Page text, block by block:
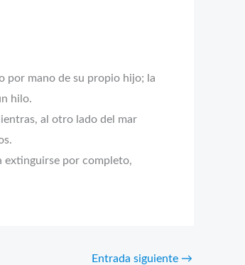
por mano de su propio hijo; la
hilo.
al otro lado del mar
extinguirse por completo,
Entrada siguiente →